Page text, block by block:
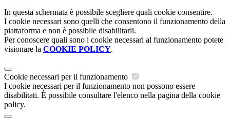
In questa schermata è possibile scegliere quali cookie consentire.
I cookie necessari sono quelli che consentono il funzionamento della
piattaforma e non è possibile disabilitarli.
Per conoscere quali sono i cookie necessari al funzionamento potete
visionare la COOKIE POLICY.
Cookie necessari per il funzionamento
I cookie necessari per il funzionamento non possono essere
disabilitati. È possibile consultare l'elenco nella pagina della cookie
policy.